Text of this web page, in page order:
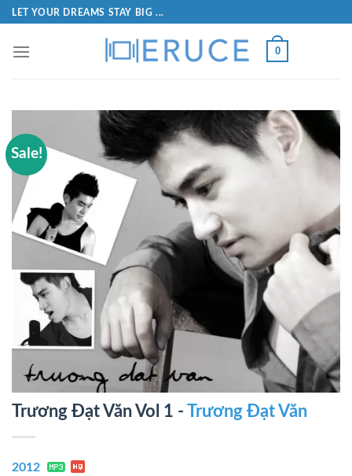
LET YOUR DREAMS STAY BIG ...
0
Sale!
Trương Đạt Văn Vol 1 - Trương Đạt Văn
2012